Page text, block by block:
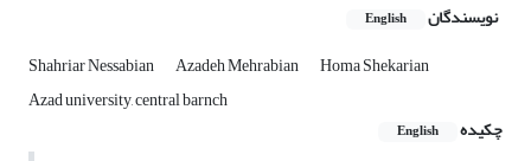
نویسندگان English
Shahriar Nessabian Azadeh Mehrabian
Homa Shekarian
Azad university, central barnch
چکیده
English